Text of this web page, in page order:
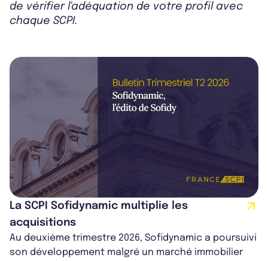
de vérifier l'adéquation de votre profil avec
chaque SCPI.
La SCPI Sofidynamic multiplie les
acquisitions
Au deuxième trimestre 2026, Sofidynamic a poursuivi
son développement malgré un marché immobilier